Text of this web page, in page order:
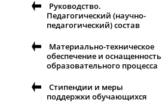
Руководство.
Педагогический (научно-
педагогический) состав
Материально-техническое
обеспечение и оснащенность
образовательного процесса
Стипендии и меры
поддержки обучающихся